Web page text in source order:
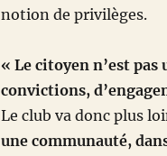
notion de privilèges.
« Le citoyen n’est pas
convictions,
Le club va donc plus
une communauté,